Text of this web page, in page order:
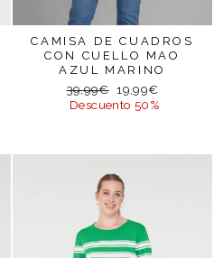
CAMISA DE CUADROS
CON CUELLO MAO
AZUL MARINO
Precio
habitual
39,99€ Precio
de
19,99€
Descuento 50%